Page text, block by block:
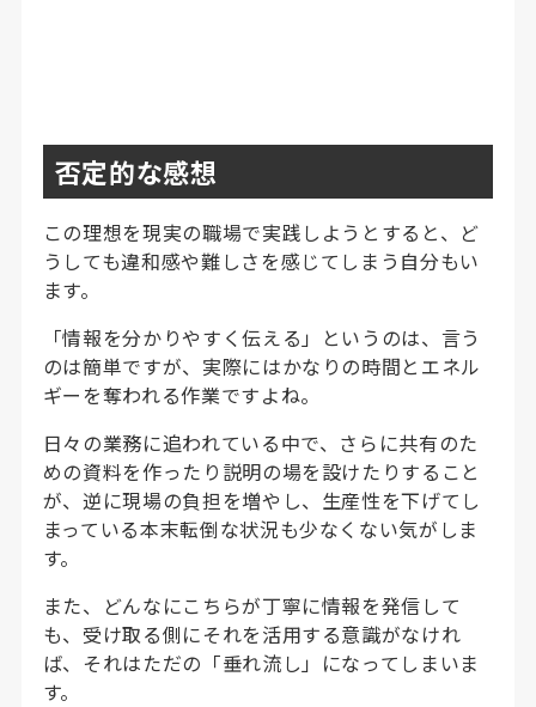
否定的な感想
この理想を現実の職場で実践しようとすると、ど
うしても違和感や難しさを感じてしまう自分もい
ます。
「情報を分かりやすく伝える」というのは、言う
のは簡単ですが、実際にはかなりの時間とエネル
ギーを奪われる作業ですよね。
日々の業務に追われている中で、さらに共有のた
めの資料を作ったり説明の場を設けたりすること
が、逆に現場の負担を増やし、生産性を下げてし
まっている本末転倒な状況も少なくない気がしま
す。
また、どんなにこちらが丁寧に情報を発信して
も、受け取る側にそれを活用する意識がなけれ
ば、それはただの「垂れ流し」になってしまいま
す。